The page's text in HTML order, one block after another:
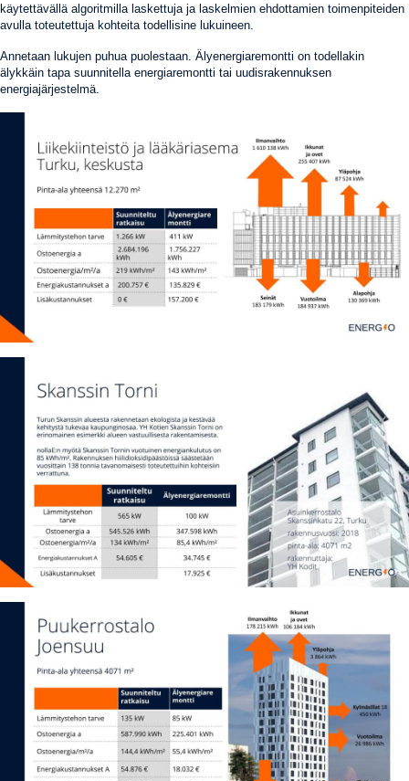
käytettävällä algoritmilla laskettuja ja laskelmien ehdottamien toimenpiteiden
avulla toteutettuja kohteita todellisine lukuineen.
Annetaan lukujen puhua puolestaan. Älyenergiaremontti on todellakin
älykkäin tapa suunnitella energiaremontti tai uudisrakennuksen
energiajärjestelmä.